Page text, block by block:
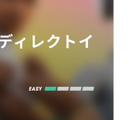
ィレクトイ